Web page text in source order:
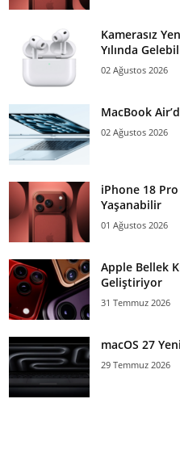
Kamerasız
Yılında
02 Ağustos 2026
MacBook
02 Ağustos 2026
iPhone 18
Yaşanabilir
01 Ağustos 2026
Apple Bellek
Geliştiriyor
31 Temmuz 2026
macOS 27
29 Temmuz 2026